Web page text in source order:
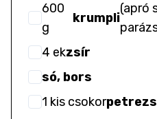
600
g
krumpli
(apró
4 ekzsír
só, bors
1 kis csokor